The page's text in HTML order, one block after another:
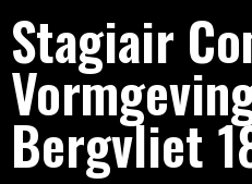
Stagiair
Bergvliet